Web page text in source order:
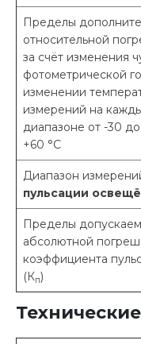
Пределы
относительной
за счёт изменения
фотометрической
изменении
измерений на
диапазоне от -30
+60 °С
Диапазон
пульсации
Пределы
абсолютной
коэффициента
(Кп)